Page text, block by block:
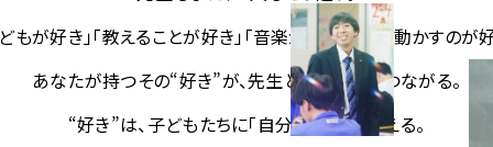
もが好き」「教えることが好き」 「音楽が好き」「体を動かすのが
あなたが持つその“好き”が、先生という仕事につながる。
“好き”は、子どもたちに「自分らしさ」を教える。